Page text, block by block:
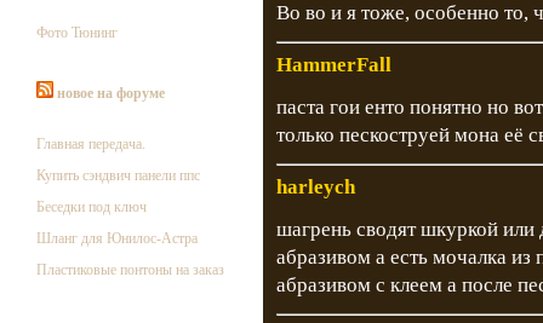
Фото Тюнинг
новое на форуме
Главная передача.
Купить сэндвич панели ппс
Беседки под ключ
Шланг для Юнилос-Астра
Пластиковые понтоны на заказ
Во во и я тоже, особенно то,
HammerFall
паста гои енто понятно но
только пескоструей мона её
harleych
шагрень сводят шкуркой или
абразивом а есть мочалка из
абразивом с клеем а после